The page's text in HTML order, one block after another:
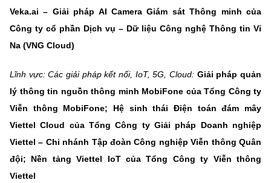
Veka.ai – Giải pháp AI Camera Giám sát Thông minh của
Công ty cổ phần Dịch vụ – Dữ liệu Công nghệ Thông tin Vi
Na (VNG Cloud)
Lĩnh vực: Các giải pháp kết nối, IoT, 5G, Cloud: Giải pháp quản
lý thông tin nguồn thông minh MobiFone của Tổng Công ty
Viễn thông MobiFone; Hệ sinh thái Điện toán đám mây
Viettel Cloud của Tổng Công ty Giải pháp Doanh nghiệp
Viettel – Chi nhánh Tập đoàn Công nghiệp Viễn thông Quân
đội; Nền tảng Viettel IoT của Tổng Công ty Viễn thông
Viettel